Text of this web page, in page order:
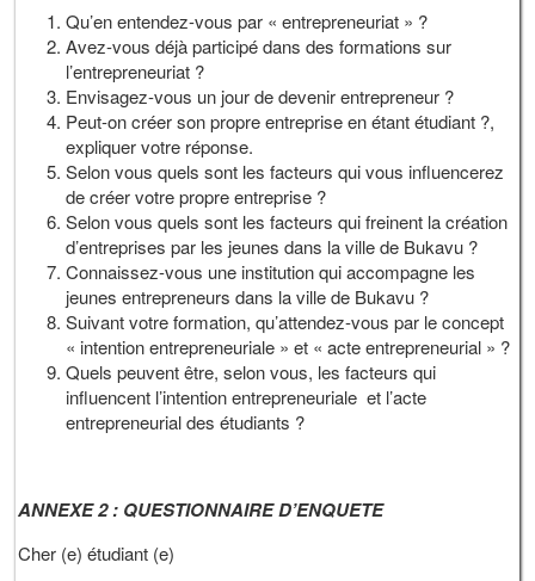
Qu’en entendez-vous par « entrepreneuriat » ?
Avez-vous déjà participé dans des formations sur
l’entrepreneuriat ?
Envisagez-vous un jour de devenir entrepreneur ?
Peut-on créer son propre entreprise en étant étudiant ?,
expliquer votre réponse.
Selon vous quels sont les facteurs qui vous influencerez
de créer votre propre entreprise ?
Selon vous quels sont les facteurs qui freinent la création
d’entreprises par les jeunes dans la ville de Bukavu ?
Connaissez-vous une institution qui accompagne les
jeunes entrepreneurs dans la ville de Bukavu ?
Suivant votre formation, qu’attendez-vous par le concept
« intention entrepreneuriale » et « acte entrepreneurial » ?
Quels peuvent être, selon vous, les facteurs qui
influencent l’intention entrepreneuriale et l’acte
entrepreneurial des étudiants ?
ANNEXE 2 : QUESTIONNAIRE D’ENQUETE
Cher (e) étudiant (e)